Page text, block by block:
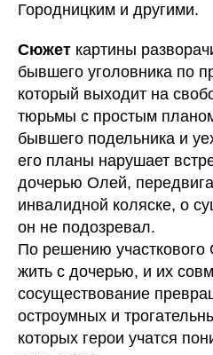
Городницким и другими.
Сюжет картины
бывшего уголовника по
который выходит на
тюрьмы с простым
бывшего подельника и
его планы нарушает
дочерью Олей,
инвалидной коляске, о
он не подозревал.
По решению
жить с дочерью, и их
сосуществование
остроумных и
которых герои учатся